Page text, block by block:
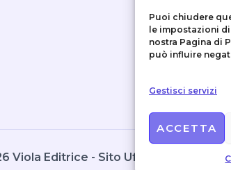
Puoi chiudere
le impostazioni
nostra Pagina di
può influire
Gestisci servizi
ACCETTA
Viola Editrice - Sito Ufficiale